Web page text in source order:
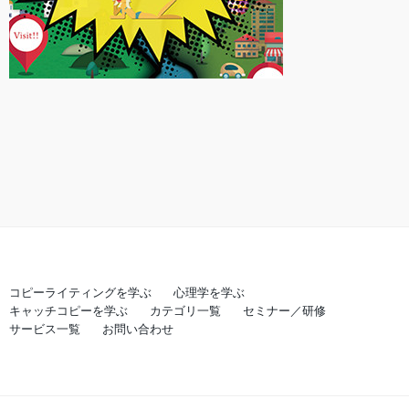
コピーライティングを学ぶ
心理学を学ぶ
キャッチコピーを学ぶ
カテゴリ一覧
セミナー／研修
サービス一覧
お問い合わせ